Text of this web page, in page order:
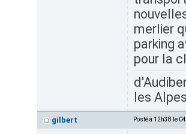
merlier
parking
pour la
les
gilbert Posté à 12h38 le